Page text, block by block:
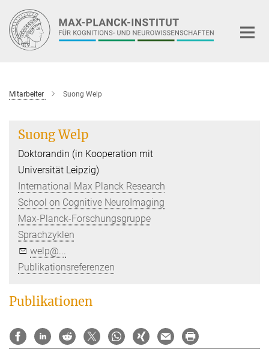
Hauptinhalt
Mitarbeiter Suong Welp
Suong Welp
Doktorandin (in Kooperation mit
Universität Leipzig)
International Max Planck Research
School on Cognitive NeuroImaging
Max-Planck-Forschungsgruppe
Sprachzyklen
welp@...
Publikationsreferenzen
Publikationen